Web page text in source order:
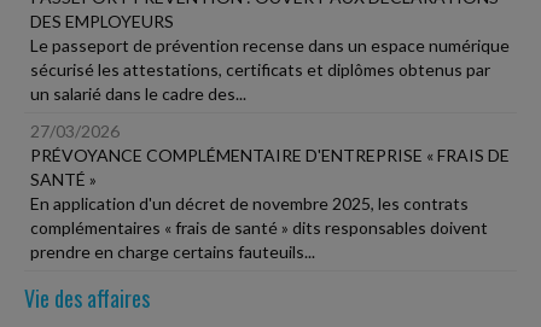
DES EMPLOYEURS
Le passeport de prévention recense dans un espace numérique
sécurisé les attestations, certificats et diplômes obtenus par
un salarié dans le cadre des...
27/03/2026
PRÉVOYANCE COMPLÉMENTAIRE D'ENTREPRISE « FRAIS DE
SANTÉ »
En application d'un décret de novembre 2025, les contrats
complémentaires « frais de santé » dits responsables doivent
prendre en charge certains fauteuils...
Vie des affaires